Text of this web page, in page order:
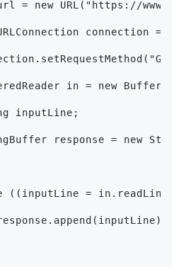
= new URL("https://
connection =
in = new
inputLine;
response = new
((inputLine =